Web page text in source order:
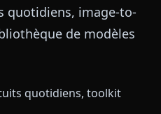
quotidiens, image-to-
de modèles
quotidiens, toolkit